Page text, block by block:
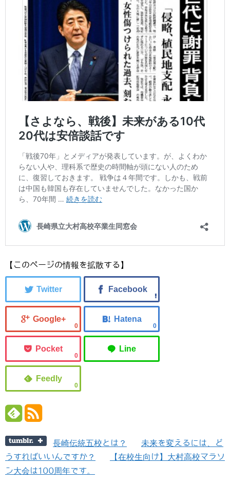
【このページの情報を拡散する】
0 0
0
0
長崎伝統五校とは？
未来を変えるには、ど
うすればいいんですか？
【在校生向け】大村高校マラソ
ン大会は100周年です。